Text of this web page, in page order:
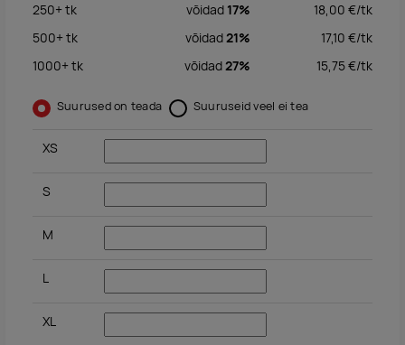
250+tk võidad 17% 18,00 €/tk
500+tk võidad21% 17,10 €/tk
1000+tk võidad27% 15,75€/tk
Suurused on teada Suuruseid veel ei tea
XS
S
M
L
XL